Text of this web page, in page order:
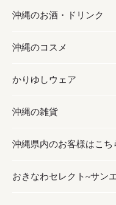
海産物
沖縄料理
沖縄そば／乾麺
レトルト食品
乾物／粉類
砂糖／黒砂糖
塩
お酢／ドレッシング
しょうゆ
みそ
だし／スパイス／島唐
お菓子
黒糖
ちんすこう
伝統菓子
スナック
おつまみ
沖縄のお酒・ドリンク
お酒・ドリンク
泡盛
ビール・チューハイ
ワイン・ウィスキー・
ドリンク
沖縄のコスメ
コスメ
スキンケア
ボディケア
ヘアケア
かりゆしウェア
かりゆしウェア
メンズ
レディース
沖縄の雑貨
雑貨
沖縄ファッション
沖縄県内のお客様はこち
おきなわセレクト~サン